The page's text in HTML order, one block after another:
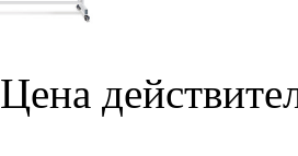
Цена